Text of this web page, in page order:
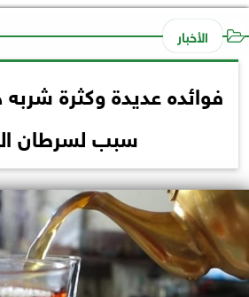
الأخبار
فوائده عديدة وكثرة
سبب لسرطان